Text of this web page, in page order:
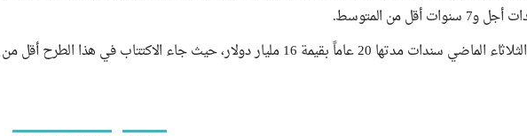
من المتوسط.
كما باعت وزارة الخزانة الأميركية يوم الثلاثاء الماضي سندات مدتها 20 عاماً بقيمة 16 مليار دولار، حيث جاء الاكتتاب في هذا الطرح أقل من